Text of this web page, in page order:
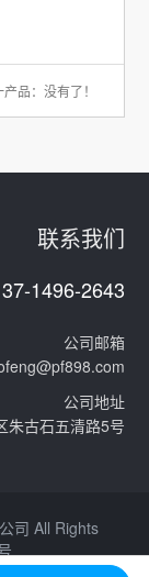
品：没有了！
联系我们
1496-2643
公司邮箱
公司地址
朱古石五清路5号
司 All Rights